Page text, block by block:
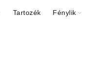
Tartozék Fénylik